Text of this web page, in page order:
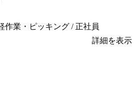
作業・ピッキング / 正社員
詳細を表示